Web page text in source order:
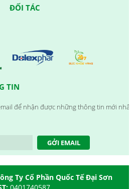
ĐỐI TÁC
TIN
để nhận được những thông tin mới nhất
GỞI EMAIL
Ty Cổ Phần Quốc Tế Đại Sơn